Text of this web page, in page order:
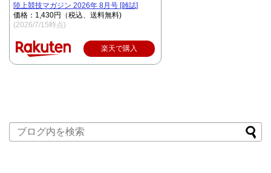
陸上競技マガジン 2026年 8月号 [雑誌]
価格：1,430円（税込、送料無料)
(2026/7/15時点)
楽天で購入